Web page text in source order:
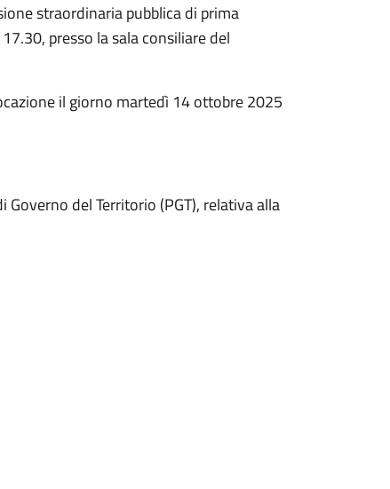
straordinaria pubblica di prima
presso la sala consiliare del
il giorno martedì 14 ottobre 2025
del Territorio (PGT), relativa alla